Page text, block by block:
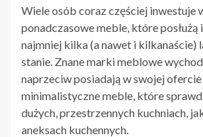
Wiele osób coraz częściej inwestuje
ponadczasowe meble, które posłużą
najmniej kilka (a nawet i kilkanaście)
stanie. Znane marki meblowe
naprzeciw posiadają w swojej ofercie
minimalistyczne meble, które
dużych, przestrzennych kuchniach,
aneksach kuchennych.